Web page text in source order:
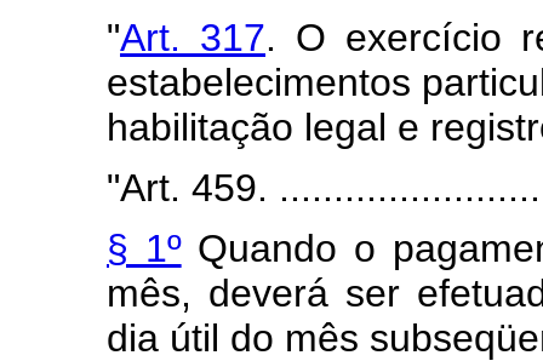
"Art. 317. O exercício
estabelecimentos
habilitação legal e
"Art. 459.
§ 1ºQuando o
mês, deverá ser
dia útil do mês